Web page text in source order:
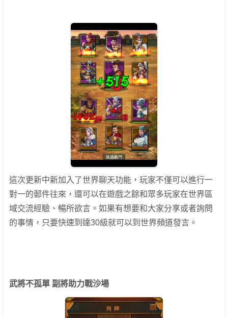
這次更新中新加入了世界聊天功能，玩家不僅可以進行一
對一的郵件往來，還可以在遊戲之餘和眾多玩家在世界區
域交流經驗、暢所欲言。如果有想要和大家分享或者詢問
的事情，只要快速到達30級就可以到世界頻道發言。
武將不孤單 副將助力戰沙場